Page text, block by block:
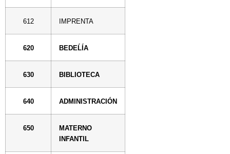
612 IMPRENTA
620 BEDEĹÍA
630 BIBLIOTECA
640 ADMINISTRACIÓN
650
MATERNO
INFANTIL